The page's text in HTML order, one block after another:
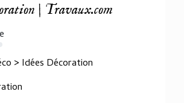
| Travaux.com
> Idées Décoration